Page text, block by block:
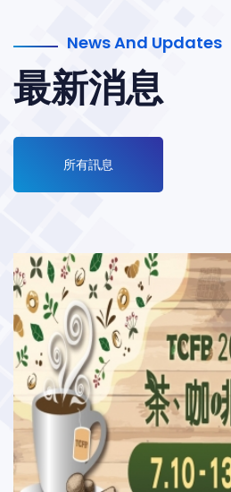
News And Updates
最新消息
所有訊息